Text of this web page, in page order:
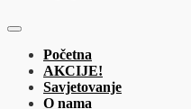
Početna
AKCIJE!
Savjetovanje
O nama